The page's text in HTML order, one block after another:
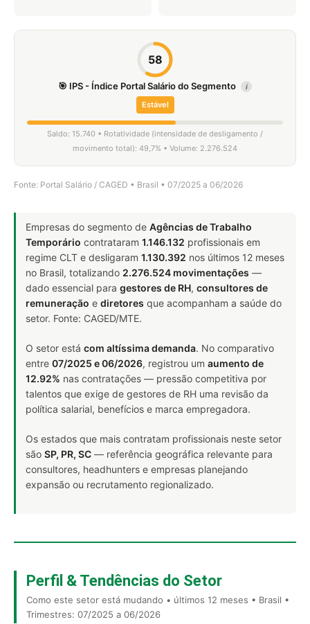
58
🎯 IPS - Índice Portal Salário do Segmento i
Estável
Saldo: 15.740 • Rotatividade (intensidade de desligamento /
movimento total): 49,7% • Volume: 2.276.524
Fonte: Portal Salário / CAGED • Brasil • 07/2025 a 06/2026
Empresas do segmento de Agências de Trabalho
Temporário contrataram 1.146.132 profissionais em
regime CLT e desligaram 1.130.392 nos últimos 12 meses
no Brasil, totalizando 2.276.524 movimentações —
dado essencial para gestores de RH, consultores de
remuneração e diretores que acompanham a saúde do
setor. Fonte: CAGED/MTE.
O setor está com altíssima demanda. No comparativo
entre 07/2025 e 06/2026, registrou um aumento de
12.92% nas contratações — pressão competitiva por
talentos que exige de gestores de RH uma revisão da
política salarial, benefícios e marca empregadora.
Os estados que mais contratam profissionais neste setor
são SP, PR, SC — referência geográfica relevante para
consultores, headhunters e empresas planejando
expansão ou recrutamento regionalizado.
Perfil & Tendências do Setor
Como este setor está mudando • últimos 12 meses • Brasil •
Trimestres: 07/2025 a 06/2026